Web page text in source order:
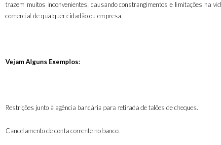
trazem muitos inconvenientes, causando constrangimentos e limitações na
comercial de qualquer cidadão ou empresa.
Vejam Alguns Exemplos:
Restrições junto à agência bancária para retirada de talões de cheques.
Cancelamento de conta corrente no banco.